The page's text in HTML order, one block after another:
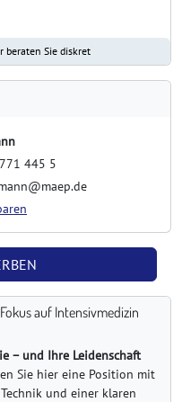
beraten Sie diskret
445 5
auf Intensivmedizin
– und Ihre Leidenschaft
Sie hier eine Position mit
und einer klaren